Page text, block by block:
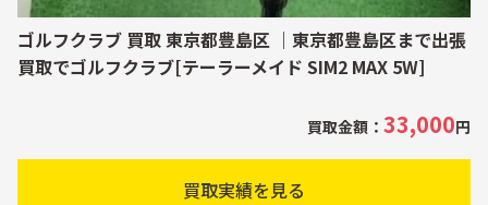
ゴルフクラブ 買取 東京都豊島区 ｜東京都豊島区まで出張
買取でゴルフクラブ[テーラーメイド SIM2 MAX 5W]
買取金額： 33,000円
買取実績を見る